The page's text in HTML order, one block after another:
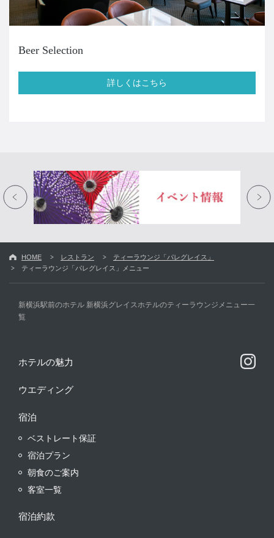
Beer Selection
詳しくはこちら
HOME レストラン
ティーラウンジ「パレグレイス」
ティーラウンジ「パレグレイス」メニュー
新横浜駅前のホテル 新横浜グレイスホテルのティーラウンジメニュー一
覧
ホテルの魅力
ウエディング
宿泊
ベストレート保証
宿泊プラン
朝食のご案内
客室一覧
宿泊約款